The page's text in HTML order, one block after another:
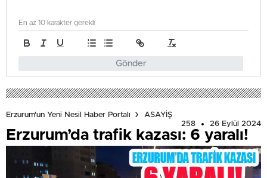
Gönder
En az 10 karakter gerekli
Erzurum'un Yeni Nesil Haber Portalı
ASAYİŞ
258
26 Eylül 2024
Erzurum’da trafik kazası: 6 yaralı!